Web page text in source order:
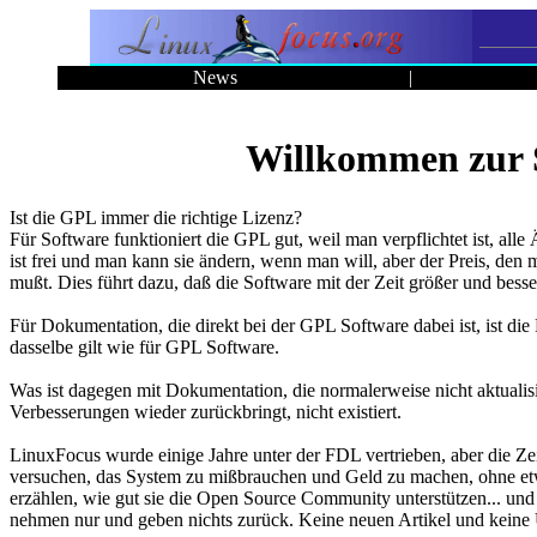
News |
Willkommen zur
Ist die GPL immer die richtige Lizenz?
Für Software funktioniert die GPL gut, weil man verpflichtet ist, alle
ist frei und man kann sie ändern, wenn man will, aber der Preis, den
mußt. Dies führt dazu, daß die Software mit der Zeit größer und
Für Dokumentation, die direkt bei der GPL Software dabei ist, ist
dasselbe gilt wie für GPL Software.
Was ist dagegen mit Dokumentation, die normalerweise nicht
Verbesserungen wieder zurückbringt, nicht existiert.
LinuxFocus wurde einige Jahre unter der FDL vertrieben, aber die
versuchen, das System zu mißbrauchen und Geld zu machen, ohne
erzählen, wie gut sie die Open Source Community unterstützen...
nehmen nur und geben nichts zurück. Keine neuen Artikel und keine